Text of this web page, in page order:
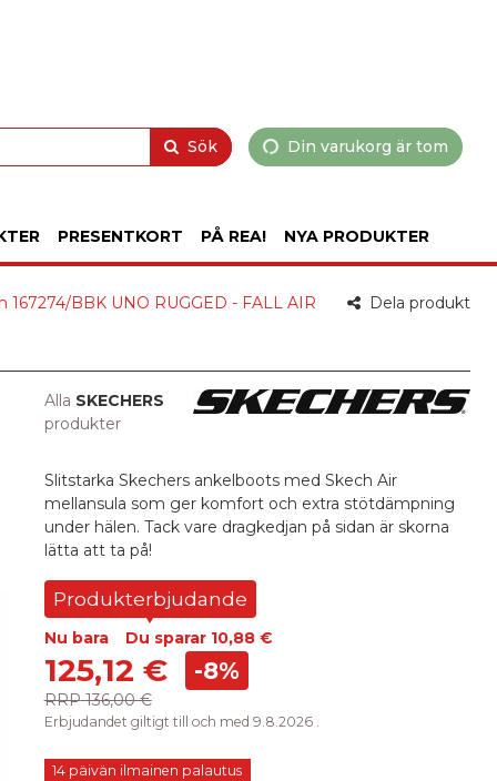
Sök Din varukorg är tom
PRESENTKORT PÅ REA! NYA PRODUKTER
Dela produkt
167274/BBK UNO RUGGED - FALL AIR
Alla SKECHERS
produkter
Slitstarka Skechers ankelboots med Skech Air
mellansula som ger komfort och extra stötdämpning
under hälen. Tack vare dragkedjan på sidan är skorna
lätta att ta på!
Produkterbjudande
Nu bara Du sparar 10,88 €
125,12 €
RRP 136,00 €
-8%
Erbjudandet giltigt till och med 9.8.2026 .
14 päivän ilmainen palautus